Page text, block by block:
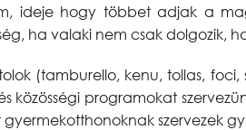
ideje hogy többet adjak a
ha valaki nem csak dolgozik,
(tamburello, kenu, tollas,
közösségi programokat
szervezek